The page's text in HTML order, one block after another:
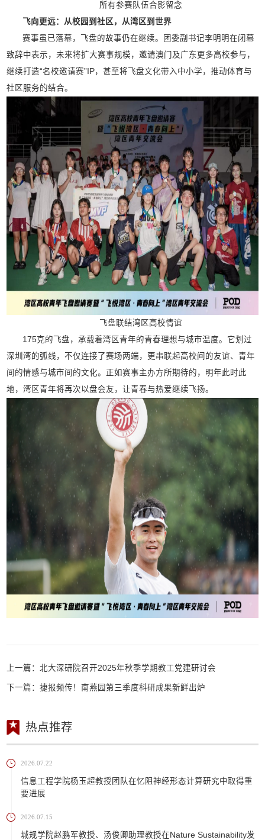
所有参赛队伍合影留念
飞向更远：从校园到社区，从湾区到世界
赛事虽已落幕，飞盘的故事仍在继续。团委副书记李明明在闭幕
致辞中表示，未来将扩大赛事规模，邀请澳门及广东更多高校参与，
继续打造“名校邀请赛”IP，甚至将飞盘文化带入中小学，推动体育与
社区服务的结合。
飞盘联结湾区高校情谊
175克的飞盘，承载着湾区青年的青春理想与城市温度。它划过
深圳湾的弧线，不仅连接了赛场两端，更串联起高校间的友谊、青年
间的情感与城市间的文化。正如赛事主办方所期待的，明年此时此
地，湾区青年将再次以盘会友，让青春与热爱继续飞扬。
上一篇：北大深研院召开2025年秋季学期教工党建研讨会
下一篇：捷报频传！南燕园第三季度科研成果新鲜出炉
热点推荐
2026.07.22
信息工程学院杨玉超教授团队在忆阻神经形态计算研究中取得重
要进展
2026.07.15
城规学院赵鹏军教授、汤俊卿助理教授在Nature Sustainability发